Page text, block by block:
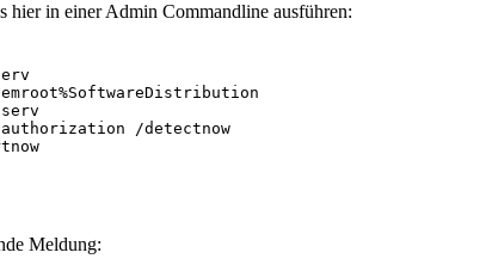
hier in einer Admin Commandline ausführen:
/detectnow
Meldung: